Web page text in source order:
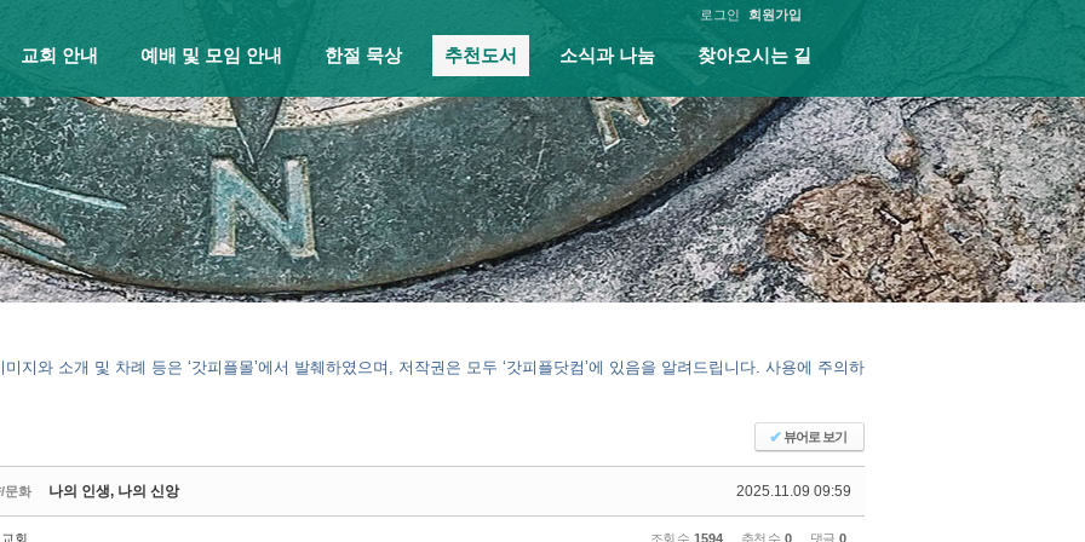
로그인 회원가입
교회 안내 예배 및 모임 안내 한절 묵상 추천도서 소식과 나눔 찾아오시는 길
미지와 소개 및 차례 등은 ‘갓피플몰’에서 발췌하였으며, 저작권은 모두 ‘갓피플닷컴’에 있음을 알려드립니다. 사용에 주의하
✔뷰어로 보기
문화 2025.11.09 09:59
나의 인생, 나의 신앙
회 조회 수 1594 추천 수 0 댓글 0